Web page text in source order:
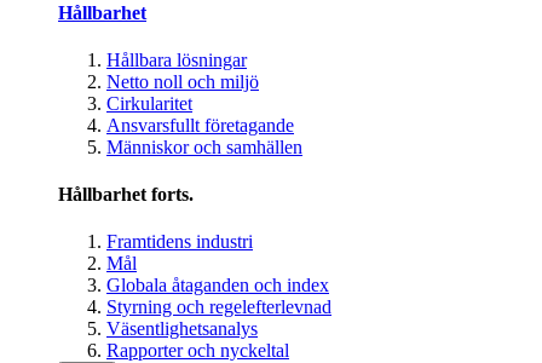
Hållbarhet
Hållbara lösningar
Netto noll och miljö
Cirkularitet
Ansvarsfullt företagande
Människor och samhällen
Hållbarhet forts.
Framtidens industri
Mål
Globala åtaganden och index
Styrning och regelefterlevnad
Väsentlighetsanalys
Rapporter och nyckeltal